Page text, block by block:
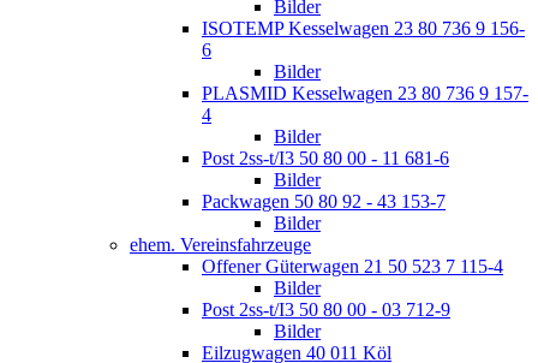
Bilder
ISOTEMP Kesselwagen 23 80 736 9 156-
6
Bilder
PLASMID Kesselwagen 23 80 736 9 157-
4
Bilder
Post 2ss-t/I3 50 80 00 - 11 681-6
Bilder
Packwagen 50 80 92 - 43 153-7
Bilder
ehem. Vereinsfahrzeuge
Offener Güterwagen 21 50 523 7 115-4
Bilder
Post 2ss-t/I3 50 80 00 - 03 712-9
Bilder
Eilzugwagen 40 011 Köl